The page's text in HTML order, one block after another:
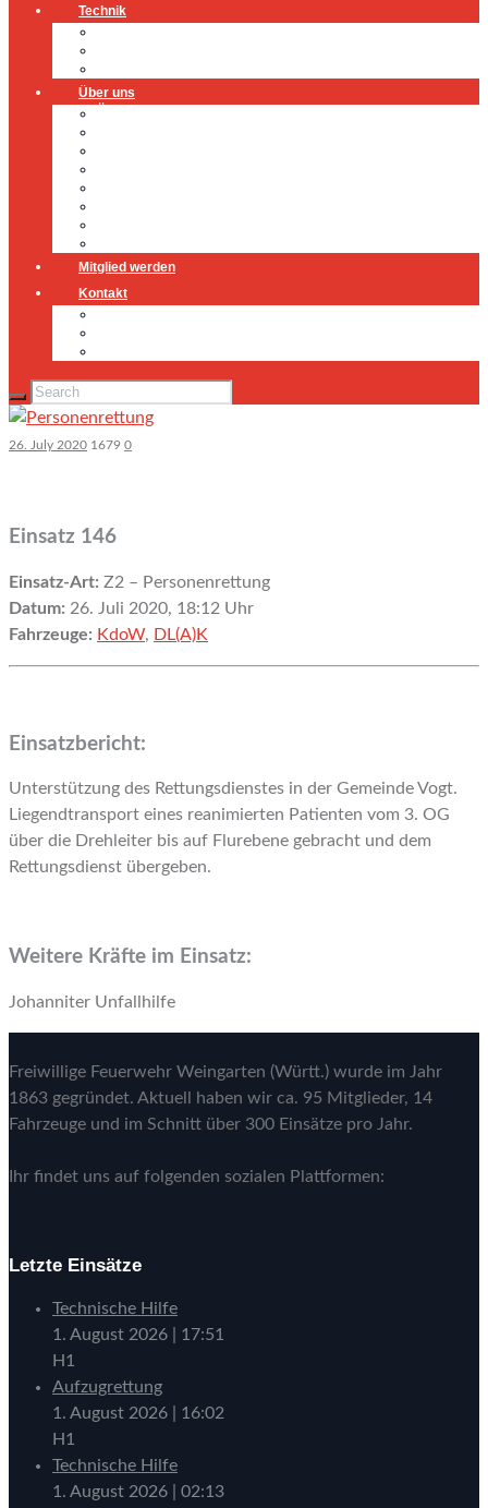
Technik
Über uns
Mitglied werden
Kontakt
26. July 2020 1679 0
Einsatz 146
Einsatz-Art: Z2 – Personenrettung
Datum: 26. Juli 2020, 18:12 Uhr
Fahrzeuge: KdoW, DL(A)K
Einsatzbericht:
Unterstützung des Rettungsdienstes in der Gemeinde Vogt.
Liegendtransport eines reanimierten Patienten vom 3. OG
über die Drehleiter bis auf Flurebene gebracht und dem
Rettungsdienst übergeben.
Weitere Kräfte im Einsatz:
Johanniter Unfallhilfe
Freiwillige Feuerwehr Weingarten (Württ.) wurde im Jahr
1863 gegründet. Aktuell haben wir ca. 95 Mitglieder, 14
Fahrzeuge und im Schnitt über 300 Einsätze pro Jahr.
Ihr findet uns auf folgenden sozialen Plattformen:
Letzte Einsätze
Technische Hilfe
1. August 2026
17:51
H1
Aufzugrettung
1. August 2026
16:02
H1
Technische Hilfe
1. August 2026
02:13